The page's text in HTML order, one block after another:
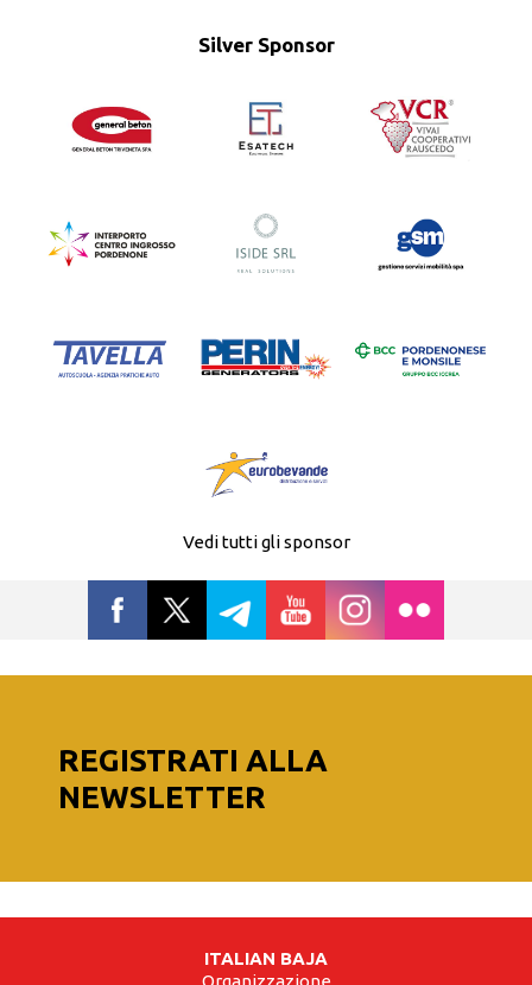
Silver Sponsor
Vedi tutti gli sponsor
REGISTRATI ALLA
NEWSLETTER
ITALIAN BAJA
Organizzazione